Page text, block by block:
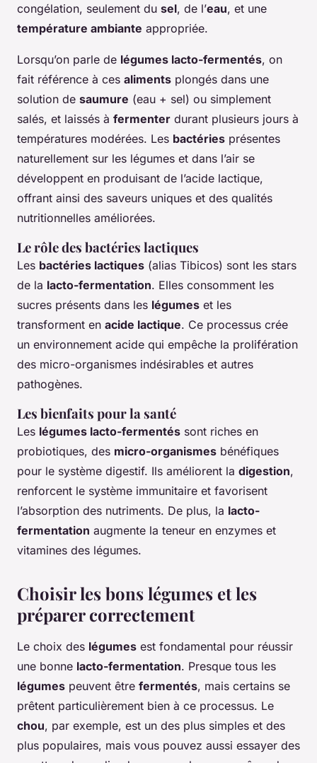
congélation, seulement du sel, de l’eau, et une
température ambiante appropriée.
Lorsqu’on parle de légumes lacto-fermentés, on
fait référence à ces aliments plongés dans une
solution de saumure (eau + sel) ou simplement
salés, et laissés à fermenter durant plusieurs jours à
températures modérées. Les bactéries présentes
naturellement sur les légumes et dans l’air se
développent en produisant de l’acide lactique,
offrant ainsi des saveurs uniques et des qualités
nutritionnelles améliorées.
Le rôle des bactéries lactiques
Les bactéries lactiques (alias Tibicos) sont les stars
de la lacto-fermentation. Elles consomment les
sucres présents dans les légumes et les
transforment en acide lactique. Ce processus crée
un environnement acide qui empêche la prolifération
des micro-organismes indésirables et autres
pathogènes.
Les bienfaits pour la santé
Les légumes lacto-fermentés sont riches en
probiotiques, des micro-organismes bénéfiques
pour le système digestif. Ils améliorent la digestion,
renforcent le système immunitaire et favorisent
l’absorption des nutriments. De plus, la lacto-
fermentation augmente la teneur en enzymes et
vitamines des légumes.
Choisir les bons légumes et les
préparer correctement
Le choix des légumes est fondamental pour réussir
une bonne lacto-fermentation. Presque tous les
légumes peuvent être fermentés, mais certains se
prêtent particulièrement bien à ce processus. Le
chou, par exemple, est un des plus simples et des
plus populaires, mais vous pouvez aussi essayer des